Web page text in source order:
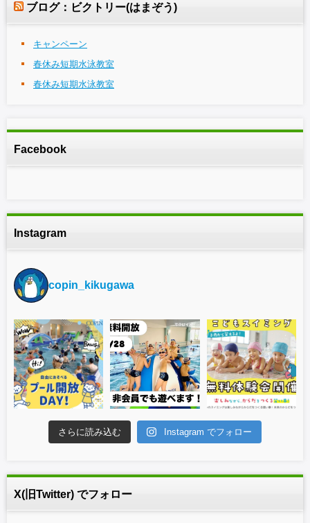
ブログ：ビクトリー(はまぞう)
キャンペーン
春休み短期水泳教室
春休み短期水泳教室
Facebook
Instagram
copin_kikugawa
さらに読み込む Instagram でフォロー
X(旧Twitter) でフォロー